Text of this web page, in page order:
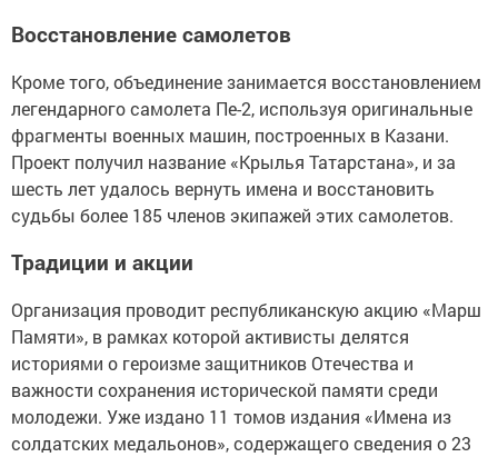
Восстановление самолетов
Кроме того, объединение занимается восстановлением
легендарного самолета Пе-2, используя оригинальные
фрагменты военных машин, построенных в Казани.
Проект получил название «Крылья Татарстана», и за
шесть лет удалось вернуть имена и восстановить
судьбы более 185 членов экипажей этих самолетов.
Традиции и акции
Организация проводит республиканскую акцию «Марш
Памяти», в рамках которой активисты делятся
историями о героизме защитников Отечества и
важности сохранения исторической памяти среди
молодежи. Уже издано 11 томов издания «Имена из
солдатских медальонов», содержащего сведения о 23